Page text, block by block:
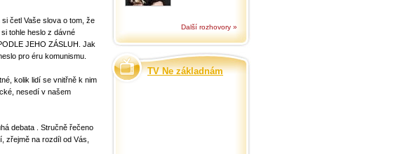
četl Vaše slova o tom, že
tohle heslo z dávné
JEHO ZÁSLUH. Jak
pro éru komunismu.
kolik lidí se vnitřně k nim
nesedí v našem
debata . Stručně řečeno
zřejmě na rozdíl od Vás,
Další rozhovory »
TV Ne základnám